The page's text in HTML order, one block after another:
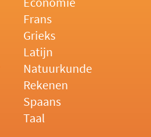
Frans
Grieks
Latijn
Natuurkunde
Rekenen
Spaans
Taal